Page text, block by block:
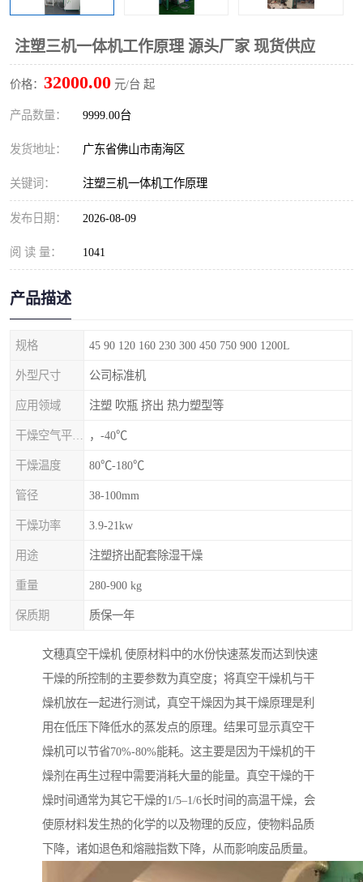
注塑三机一体机工作原理 源头厂家 现货供应
价格： 32000.00 元/台 起
产品数量： 9999.00台
发货地址： 广东省佛山市南海区
关键词： 注塑三机一体机工作原理
发布日期： 2026-08-09
阅 读 量： 1041
产品描述
规格 45 90 120 160 230 300 450 750 900 1200L
外型尺寸 公司标准机
应用领域 注塑 吹瓶 挤出 热力塑型等
，-40℃
干燥温度 80℃-180℃
管径 38-100mm
干燥功率 3.9-21kw
用途 注塑挤出配套除湿干燥
重量 280-900 kg
保质期 质保一年
文穗真空干燥机 使原材料中的水份快速蒸发而达到快速
干燥的所控制的主要参数为真空度；将真空干燥机与干
燥机放在一起进行测试，真空干燥因为其干燥原理是利
用在低压下降低水的蒸发点的原理。结果可显示真空干
燥机可以节省70%-80%能耗。这主要是因为干燥机的干
燥剂在再生过程中需要消耗大量的能量。真空干燥的干
燥时间通常为其它干燥的1/5–1/6长时间的高温干燥，会
使原材料发生热的化学的以及物理的反应，使物料品质
下降，诸如退色和熔融指数下降，从而影响废品质量。